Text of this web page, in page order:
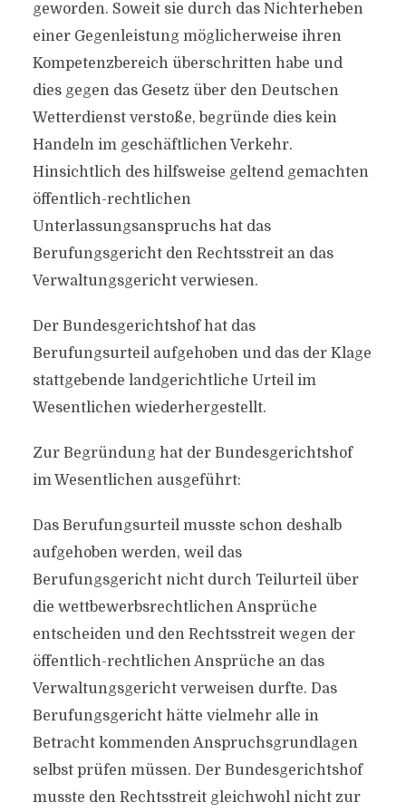
geworden. Soweit sie durch das Nichterheben
einer Gegenleistung möglicherweise ihren
Kompetenzbereich überschritten habe und
dies gegen das Gesetz über den Deutschen
Wetterdienst verstoße, begründe dies kein
Handeln im geschäftlichen Verkehr.
Hinsichtlich des hilfsweise geltend gemachten
öffentlich-rechtlichen
Unterlassungsanspruchs hat das
Berufungsgericht den Rechtsstreit an das
Verwaltungsgericht verwiesen.
Der Bundesgerichtshof hat das
Berufungsurteil aufgehoben und das der Klage
stattgebende landgerichtliche Urteil im
Wesentlichen wiederhergestellt.
Zur Begründung hat der Bundesgerichtshof
im Wesentlichen ausgeführt:
Das Berufungsurteil musste schon deshalb
aufgehoben werden, weil das
Berufungsgericht nicht durch Teilurteil über
die wettbewerbsrechtlichen Ansprüche
entscheiden und den Rechtsstreit wegen der
öffentlich-rechtlichen Ansprüche an das
Verwaltungsgericht verweisen durfte. Das
Berufungsgericht hätte vielmehr alle in
Betracht kommenden Anspruchsgrundlagen
selbst prüfen müssen. Der Bundesgerichtshof
musste den Rechtsstreit gleichwohl nicht zur